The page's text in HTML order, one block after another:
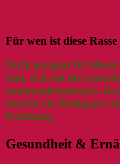
Für wen ist diese
Nicht geeignet für
sind, sich mit den
auseinanderzusetzen.
braucht ein Bodeguero
Erziehung.
Gesundheit &